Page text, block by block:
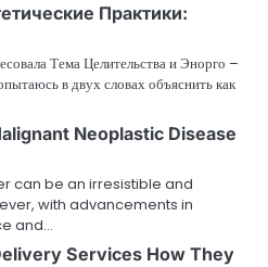
Практики:
Тема Целительства и Энорго –
в двух словах объяснить как
Neoplastic Disease
can be an irresistible and
with advancements in
and…
Services How They